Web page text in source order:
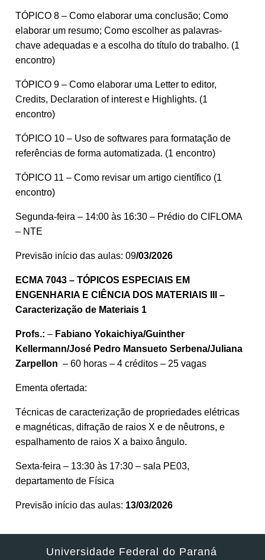
TÓPICO 8 – Como elaborar uma conclusão; Como
elaborar um resumo; Como escolher as palavras-
chave adequadas e a escolha do título do trabalho. (1
encontro)
TÓPICO 9 – Como elaborar uma Letter to editor,
Credits, Declaration of interest e Highlights. (1
encontro)
TÓPICO 10 – Uso de softwares para formatação de
referências de forma automatizada. (1 encontro)
TÓPICO 11 – Como revisar um artigo científico (1
encontro)
Segunda-feira – 14:00 às 16:30 – Prédio do CIFLOMA
– NTE
Previsão início das aulas: 09/03/2026
ECMA 7043 – TÓPICOS ESPECIAIS EM
ENGENHARIA E CIÊNCIA DOS MATERIAIS III –
Caracterização de Materiais 1
Profs.: – Fabiano Yokaichiya/Guinther
Kellermann/José Pedro Mansueto Serbena/Juliana
Zarpellon – 60 horas – 4 créditos – 25 vagas
Ementa ofertada:
Técnicas de caracterização de propriedades elétricas
e magnéticas, difração de raios X e de nêutrons, e
espalhamento de raios X a baixo ângulo.
Sexta-feira – 13:30 às 17:30 – sala PE03,
departamento de Física
Previsão início das aulas: 13/03/2026
Universidade Federal do Paraná